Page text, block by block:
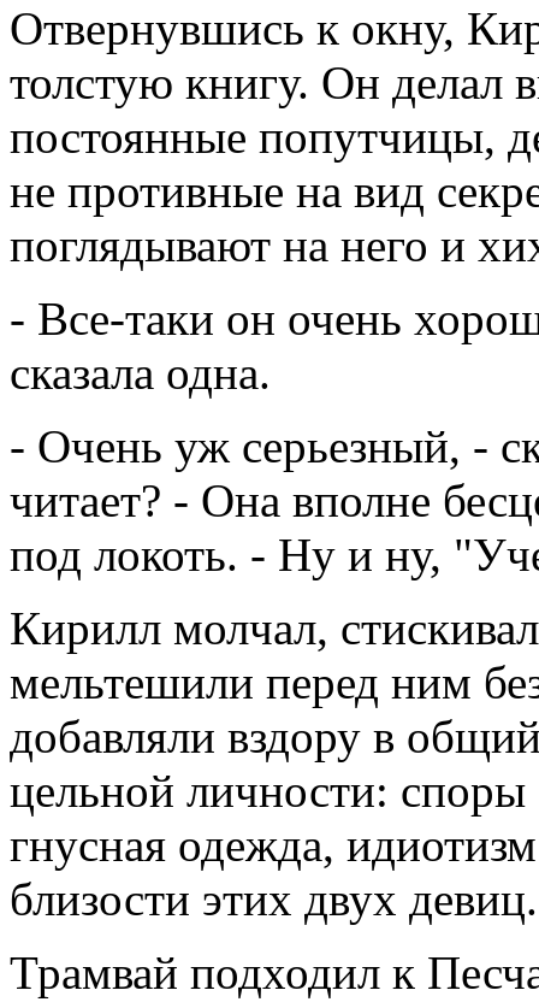
Отвернувшись к окну,
толстую книгу. Он делал
постоянные попутчицы,
не противные на вид
поглядывают на него и
- Все-таки он очень
сказала одна.
- Очень уж серьезный, -
читает? - Она вполне
под локоть. - Ну и ну,
Кирилл молчал,
мельтешили перед ним
добавляли вздору в
цельной личности:
гнусная одежда,
близости этих двух девиц.
Трамвай подходил к